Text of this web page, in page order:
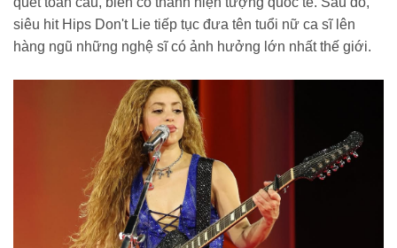
siêu hit Hips Don't Lie tiếp tục đưa tên tuổi nữ ca sĩ lên
hàng ngũ những nghệ sĩ có ảnh hưởng lớn nhất thế giới.